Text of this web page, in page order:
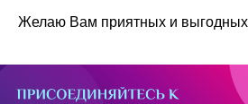
Желаю Вам приятных и выгодных